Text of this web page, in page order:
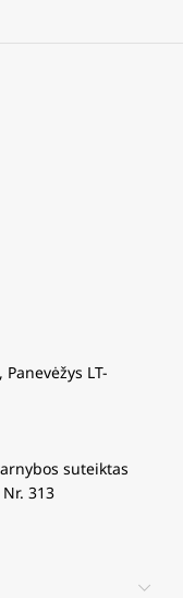
LT-
suteiktas
313